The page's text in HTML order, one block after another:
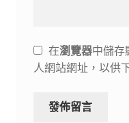
在瀏覽器中儲存
人網站網址，以供